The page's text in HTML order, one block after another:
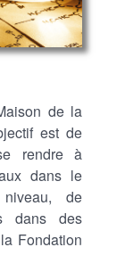
de la
est de
rendre à
dans le
de
dans des
Fondation